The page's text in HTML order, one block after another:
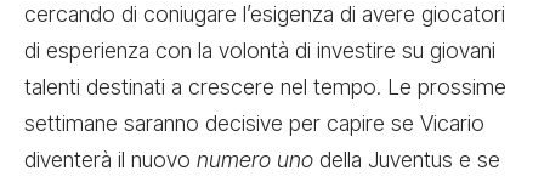
cercando di coniugare l’esigenza di avere giocatori
di esperienza con la volontà di investire su giovani
talenti destinati a crescere nel tempo. Le prossime
settimane saranno decisive per capire se Vicario
diventerà il nuovo numero uno della Juventus e se